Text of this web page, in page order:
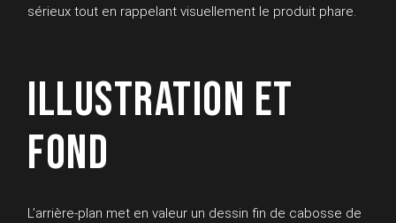
sérieux tout en rappelant visuellement le produit phare.
ILLUSTRATION ET
FOND
L’arrière-plan met en valeur un dessin fin de cabosse de